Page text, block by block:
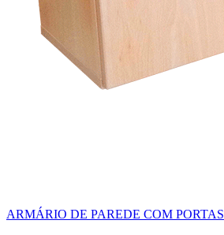
ARMÁRIO DE PAREDE COM PORTAS